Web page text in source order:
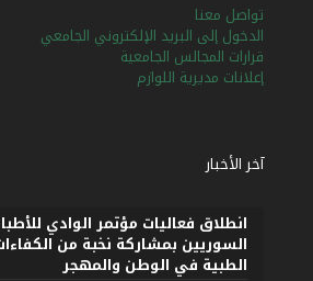
تواصل معنا
الدخول إلى البريد الإلكتروني الجامعي
قرارات المجالس الجامعية
إعلانات مديرية اللوازم
آخر الأخبار
انطلاق فعاليات مؤتمر الوادي
السوريين بمشاركة نخبة من
الطبية في الوطن والمهجر